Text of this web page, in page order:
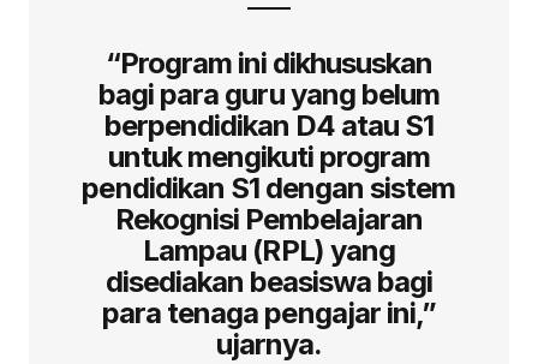
“Program ini dikhususkan
bagi para guru yang belum
berpendidikan D4 atau S1
untuk mengikuti program
pendidikan S1 dengan sistem
Rekognisi Pembelajaran
Lampau (RPL) yang
disediakan beasiswa bagi
para tenaga pengajar ini,”
ujarnya.